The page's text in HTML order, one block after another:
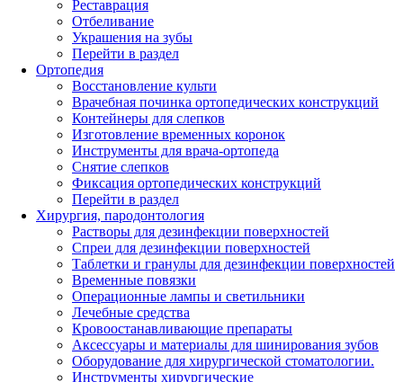
Реставрация
Отбеливание
Украшения на зубы
Перейти в раздел
Ортопедия
Восстановление культи
Врачебная починка ортопедических конструкций
Контейнеры для слепков
Изготовление временных коронок
Инструменты для врача-ортопеда
Снятие слепков
Фиксация ортопедических конструкций
Перейти в раздел
Хирургия, пародонтология
Растворы для дезинфекции поверхностей
Спреи для дезинфекции поверхностей
Таблетки и гранулы для дезинфекции поверхностей
Временные повязки
Операционные лампы и светильники
Лечебные средства
Кровоостанавливающие препараты
Аксессуары и материалы для шинирования зубов
Оборудование для хирургической стоматологии.
Инструменты хирургические